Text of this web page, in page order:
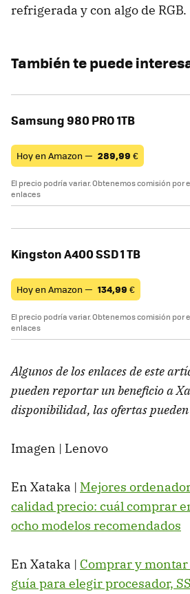
refrigerada y con algo de RGB.
También te puede
Samsung 980 PRO 1TB
Hoy en Amazon — 289,99 €
El precio podría variar. Obtenemos comisión por
enlaces
Kingston A400 SSD 1 TB
Hoy en Amazon — 134,99 €
El precio podría variar. Obtenemos comisión por
enlaces
Algunos de los enlaces de este
pueden reportar un beneficio a
disponibilidad, las ofertas
Imagen | Lenovo
En Xataka | Mejores
calidad precio: cuál comprar
ocho modelos recomendados
En Xataka | Comprar y montar
guía para elegir procesador,